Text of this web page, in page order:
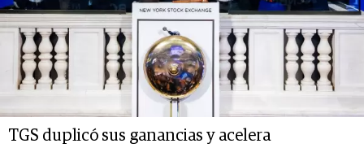
TGS duplicó sus ganancias y acelera